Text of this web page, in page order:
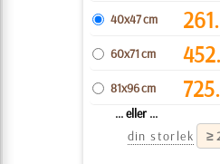
40x47 cm
60x71 cm
81x96 cm
... eller ...
din storlek